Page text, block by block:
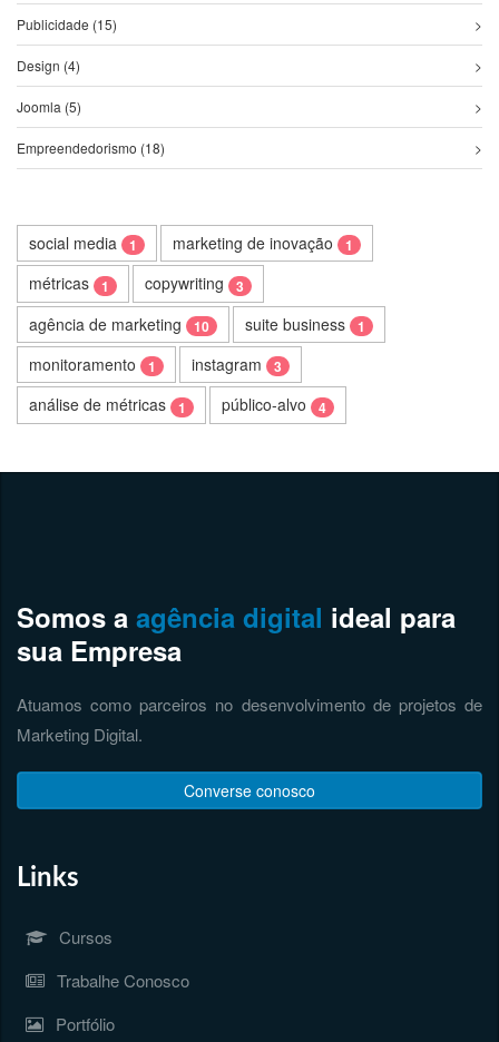
Publicidade (15)
Design (4)
Joomla (5)
Empreendedorismo (18)
social media 1 marketing de inovação 1
métricas 1 copywriting 3
agência de marketing 10 suite business 1
monitoramento 1 instagram 3
análise de métricas 1 público-alvo 4
Somos a agência digital ideal para
sua Empresa
Atuamos como parceiros no desenvolvimento de projetos de
Marketing Digital.
Converse conosco
Links
Cursos
Trabalhe Conosco
Portfólio